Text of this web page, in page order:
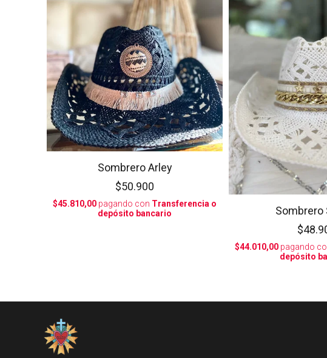
Sombrero Arley
$50.900
$45.810,00 pagando con Transferencia o
depósito bancario
Sombrero
$44.010,00 pagando
depósito